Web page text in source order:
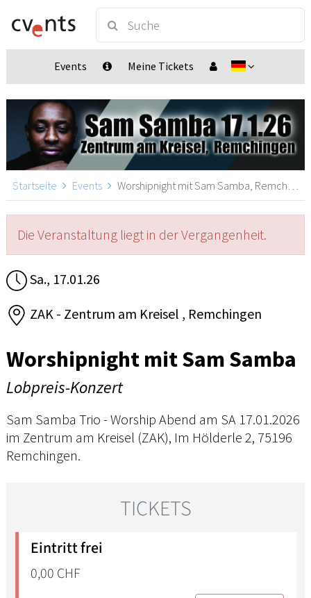
Events Meine Tickets
Startseite Events Worshipnight mit Sam Samba, Remchingen
Die Veranstaltung liegt in der Vergangenheit.
Sa., 17.01.26
ZAK - Zentrum am Kreisel , Remchingen
Worshipnight mit Sam Samba
Lobpreis-Konzert
Sam Samba Trio - Worship Abend am SA 17.01.2026
im Zentrum am Kreisel (ZAK), Im Hölderle 2, 75196
Remchingen.